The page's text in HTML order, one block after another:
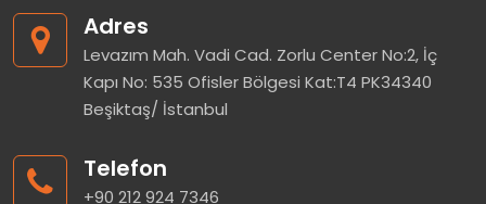
Adres
Levazım Mah. Vadi Cad. Zorlu Center No:2, İç
Kapı No: 535 Ofisler Bölgesi Kat:T4 PK34340
Beşiktaş/ İstanbul
Telefon
+90 212 924 7346